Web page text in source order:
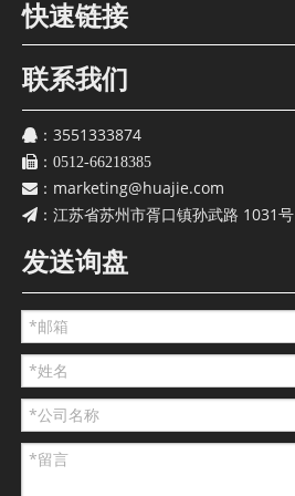
快速链接
联系我们
： 3551333874
： 0512-66218385
： marketing@huajie.com
： 江苏省苏州市胥口镇孙武路 1031号
发送询盘